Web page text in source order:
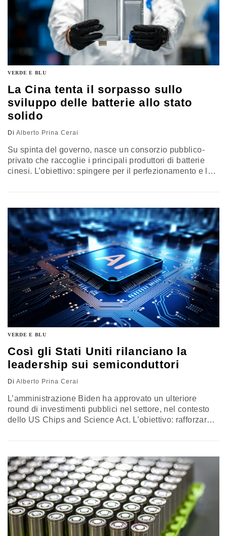
VERDE E BLU
La Cina tenta il sorpasso sullo
sviluppo delle batterie allo stato
solido
Di Alberto Prina Cerai
Su spinta del governo, nasce un consorzio pubblico-
privato che raccoglie i principali produttori di batterie
cinesi. L’obiettivo: spingere per il perfezionamento e la
VERDE E BLU
Così gli Stati Uniti rilanciano la
leadership sui semiconduttori
Di Alberto Prina Cerai
L’amministrazione Biden ha approvato un ulteriore
round di investimenti pubblici nel settore, nel contesto
dello US Chips and Science Act. L’obiettivo: rafforzare